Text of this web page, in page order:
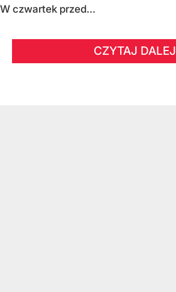
W czwartek przed...
CZYTAJ DALEJ